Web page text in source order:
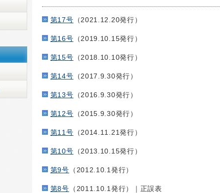
第17号 （2021.12.20発行）
第16号 （2019.10.15発行）
第15号 （2018.10.10発行）
第14号 （2017.9.30発行）
第13号 （2016.9.30発行）
第12号 （2015.9.30発行）
第11号 （2014.11.21発行）
第10号 （2013.10.15発行）
第9号 （2012.10.1発行）
第8号 （2011.10.1発行）｜正誤表